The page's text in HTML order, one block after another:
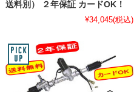
送料別） ２年保証 カードOK！
¥34,045(税込)